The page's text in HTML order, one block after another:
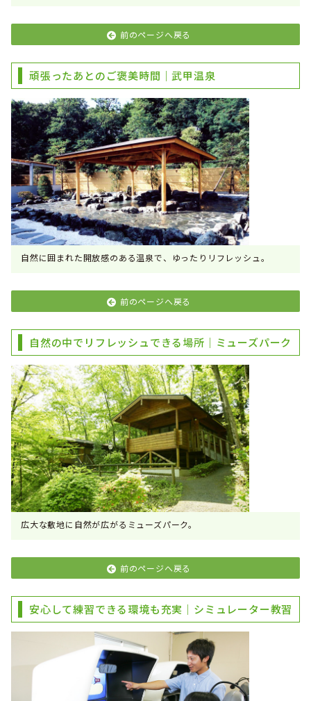
前のページへ戻る
頑張ったあとのご褒美時間｜武甲温泉
自然に囲まれた開放感のある温泉で、ゆったりリフレッシュ。
前のページへ戻る
自然の中でリフレッシュできる場所｜ミューズパーク
広大な敷地に自然が広がるミューズパーク。
前のページへ戻る
安心して練習できる環境も充実｜シミュレーター教習